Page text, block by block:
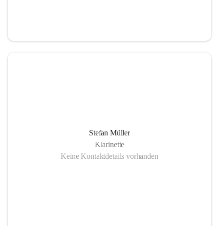
Stefan Müller
Klarinette
Keine Kontaktdetails vorhanden